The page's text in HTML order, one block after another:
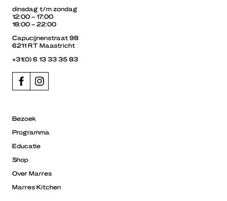
dinsdag t/m zondag
12:00 – 17:00
18:00 – 22:00
Capucijnenstraat 98
6211 RT Maastricht
+31(0) 6 13 33 35 83
Bezoek
Programma
Educatie
Shop
Over Marres
Marres Kitchen